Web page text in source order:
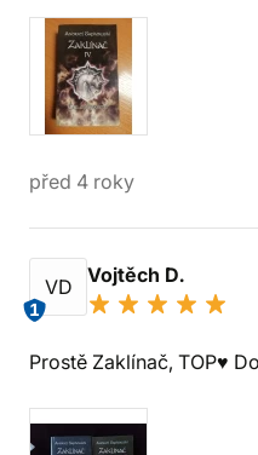
před 4 roky
VD
1
Vojtěch D.
Prostě Zaklínač, TOP♥️